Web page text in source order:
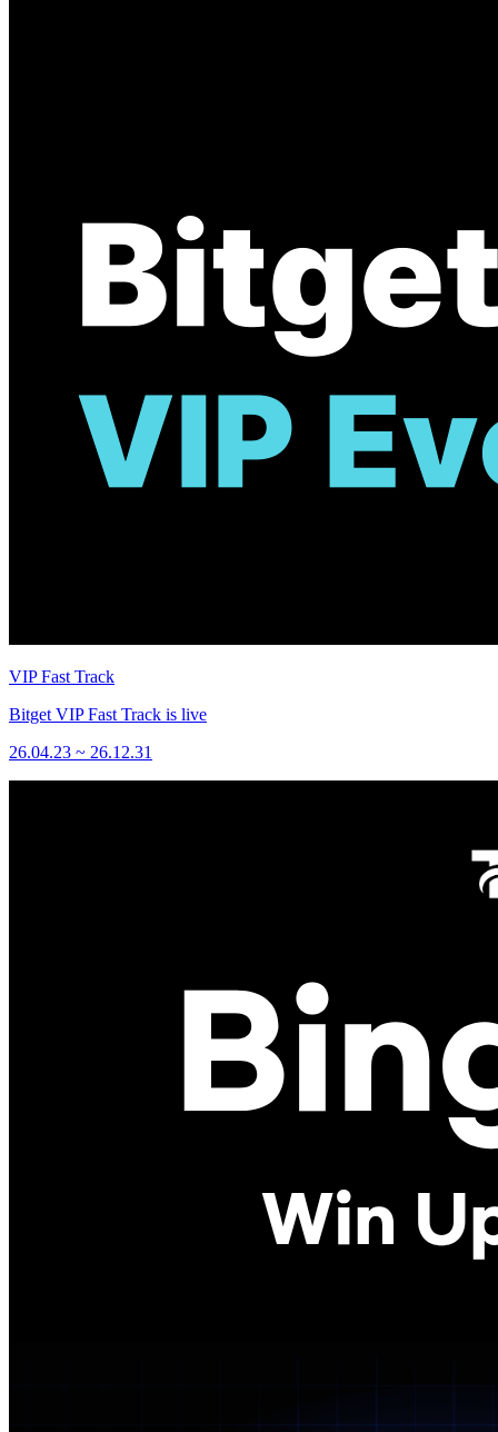
VIP Fast Track
Bitget VIP Fast Track is live
26.04.23 ~ 26.12.31